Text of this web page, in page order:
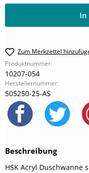
In
Zum Merkzettel
Produktnummer:
10207-054
Herstellernummer:
505250-25-AS
Beschreibung
HSK Acryl Duschwanne